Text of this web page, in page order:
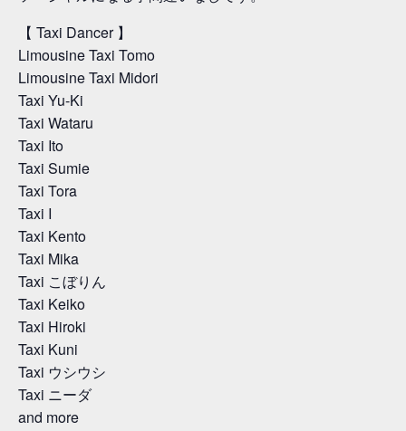
【 Taxi Dancer 】
Limousine Taxi Tomo
Limousine Taxi Midori
Taxi Yu-Ki
Taxi Wataru
Taxi Ito
Taxi Sumie
Taxi Tora
Taxi I
Taxi Kento
Taxi Mika
Taxi こぼりん
Taxi Keiko
Taxi Hiroki
Taxi Kuni
Taxi ウシウシ
Taxi ニーダ
and more